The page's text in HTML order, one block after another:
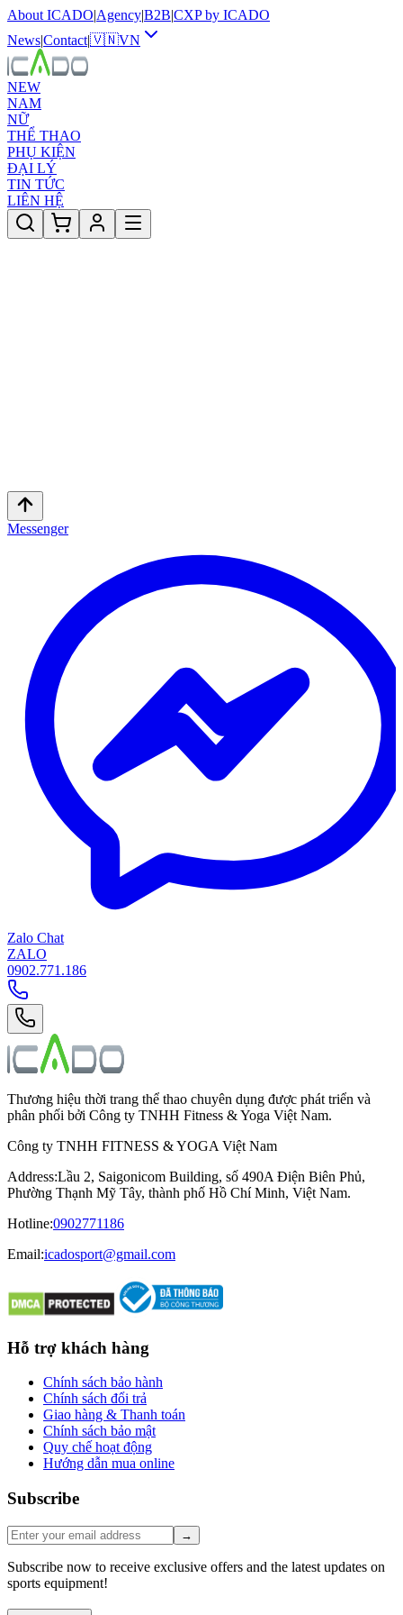
About ICADO|Agency|B2B|CXP by ICADO
News|Contact|🇻🇳VN
NEW
NAM
NỮ
THỂ THAO
PHỤ KIỆN
ĐẠI LÝ
TIN TỨC
LIÊN HỆ
Messenger
Zalo Chat
ZALO
0902.771.186
Thương hiệu thời trang thể thao chuyên dụng được phát triển và
phân phối bởi Công ty TNHH Fitness & Yoga Việt Nam.
Công ty TNHH FITNESS & YOGA Việt Nam
Address:Lầu 2, Saigonicom Building, số 490A Điện Biên Phủ,
Phường Thạnh Mỹ Tây, thành phố Hồ Chí Minh, Việt Nam.
Hotline:0902771186
Email:icadosport@gmail.com
Hỗ trợ khách hàng
Chính sách bảo hành
Chính sách đổi trả
Giao hàng & Thanh toán
Chính sách bảo mật
Quy chế hoạt động
Hướng dẫn mua online
Subscribe
→
Subscribe now to receive exclusive offers and the latest updates on
sports equipment!